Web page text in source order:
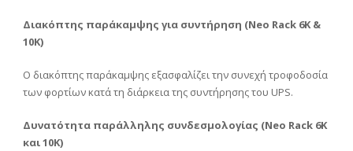
Διακόπτης παράκαμψης για συντήρηση (Neo Rack 6Κ &
10Κ)
Ο διακόπτης παράκαμψης εξασφαλίζει την συνεχή τροφοδοσία
των φορτίων κατά τη διάρκεια της συντήρησης του UPS.
Δυνατότητα παράλληλης συνδεσμολογίας (Neo Rack 6K
και 10Κ)